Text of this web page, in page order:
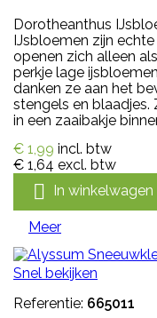
Dorotheanthus
IJsbloemen zijn
openen zich alleen
perkje lage
danken ze aan het
stengels en blaadjes.
in een zaaibakje
€ 1,99 incl. btw
€ 1,64 excl. btw
 In winkelwagen
Meer
Snel bekijken
Referentie: 665011